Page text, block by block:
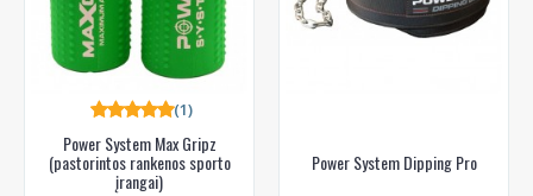
Power System Max Gripz
(pastorintos rankenos sporto
įrangai)
(1)
Power System Dipping Pro